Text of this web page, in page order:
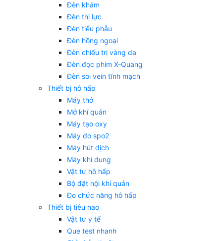
Đèn khám
Đèn thị lực
Đèn tiểu phẫu
Đèn hồng ngoại
Đèn chiếu trị vàng da
Đèn đọc phim X-Quang
Đèn soi vein tĩnh mạch
Thiết bị hô hấp
Máy thở
Mở khí quản
Máy tạo oxy
Máy đo spo2
Máy hút dịch
Máy khí dung
Vật tư hô hấp
Bộ đặt nội khí quản
Đo chức năng hô hấp
Thiết bị tiêu hao
Vật tư y tế
Que test nhanh